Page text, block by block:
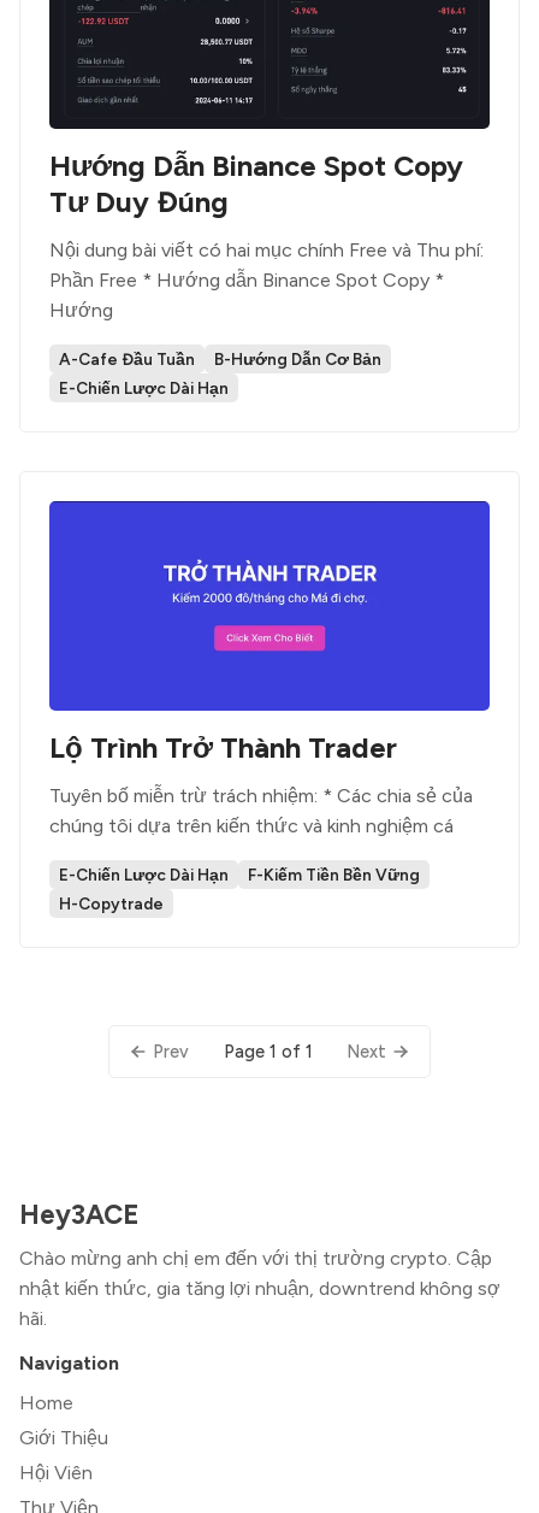
Hướng Dẫn Binance Spot Copy
Tư Duy Đúng
Nội dung bài viết có hai mục chính Free và Thu phí:
Phần Free * Hướng dẫn Binance Spot Copy *
Hướng
A-Cafe Đầu Tuần
B-Hướng Dẫn Cơ Bản
E-Chiến Lược Dài Hạn
Lộ Trình Trở Thành Trader
Tuyên bố miễn trừ trách nhiệm: * Các chia sẻ của
chúng tôi dựa trên kiến thức và kinh nghiệm cá
E-Chiến Lược Dài Hạn
F-Kiếm Tiền Bền Vững
H-Copytrade
Prev Page 1 of 1 Next
Hey3ACE
Chào mừng anh chị em đến với thị trường crypto. Cập
nhật kiến thức, gia tăng lợi nhuận, downtrend không sợ
hãi.
Navigation
Home
Giới Thiệu
Hội Viên
Thư Viện